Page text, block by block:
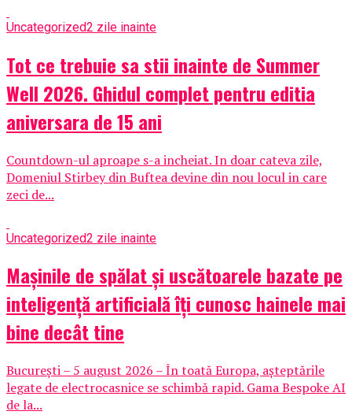
Uncategorized2 zile inainte
Tot ce trebuie sa stii inainte de Summer
Well 2026. Ghidul complet pentru editia
aniversara de 15 ani
Countdown-ul aproape s-a incheiat. In doar cateva zile,
Domeniul Stirbey din Buftea devine din nou locul in care
zeci de...
Uncategorized2 zile inainte
Mașinile de spălat și uscătoarele bazate pe
inteligență artificială îți cunosc hainele mai
bine decât tine
București – 5 august 2026 – În toată Europa, așteptările
legate de electrocasnice se schimbă rapid. Gama Bespoke AI
de la...